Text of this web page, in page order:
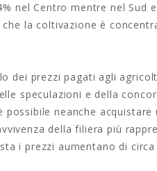
nel Centro mentre nel Sud
la coltivazione è
dei prezzi pagati agli
speculazioni e della
neanche
della filiera più
i prezzi aumentano di